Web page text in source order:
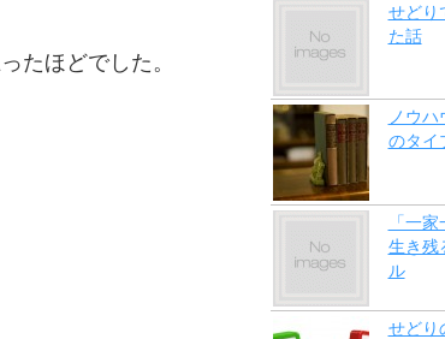
たほどでした。
せどり
た話
ノウ
のタイ
「一
生き残
ル
せどり